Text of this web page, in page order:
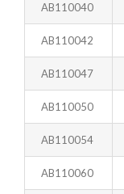
AB110040
AB110042
AB110047
AB110050
AB110054
AB110060